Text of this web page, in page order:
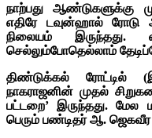
நாற்பது ஆண்டுகளுக்கு
எதிரே டவுன்ஹால் ரோடு
நிலையம் இருந்தது.
செல்லும்போதெல்லாம்
திண்டுக்கல் ரோட்டில்
நாகராஜனின் முதல்
பட்டறை’ இருந்தது. மேல
பெரும் பண்டிதர் ஆ.